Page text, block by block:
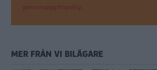
personuppgiftspolicy.
MER FRÅN VI BILÄGARE